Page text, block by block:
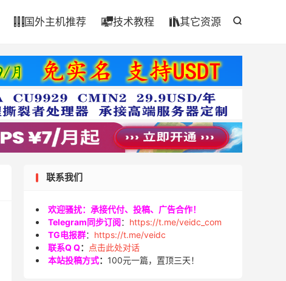

 国外主机推荐 技术教程 其它资源
联系我们
欢迎骚扰：承接代付、投稿、广告合作！
Telegram同步订阅： https://t.me/veidc_com
TG电报群： https://t.me/veidc
联系Q Q：
点击此处对话
本站投稿方式： 100元一篇，置顶三天！